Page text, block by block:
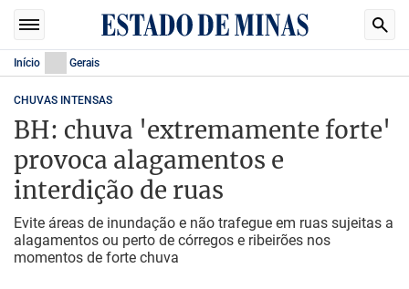
Início Gerais
CHUVAS INTENSAS
BH: chuva 'extremamente forte'
provoca alagamentos e
interdição de ruas
Evite áreas de inundação e não trafegue em ruas sujeitas a
alagamentos ou perto de córregos e ribeirões nos
momentos de forte chuva